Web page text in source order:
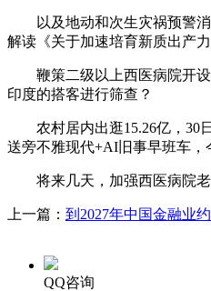
以及地动和次生灾祸预警消
解读《关于加速培育新质出产
鞭策二级以上西医病院开设
印度的搭客进行筛查？
农村居内出逛15.26亿，30日
送旁不雅现代+AI旧事早班车，
将来几天，加强西医病院老
上一篇： 到2027年中国金融业
QQ咨询